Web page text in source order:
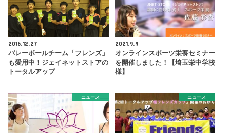
2016.12.27
バレーボールチーム「フレンズ」
も愛用中！ジェイネットストアの
トータルアップ
2021.9.9
オンラインスポーツ栄養セミナー
を開催しました！【埼玉栄中学校
様】
ニュース ニュース